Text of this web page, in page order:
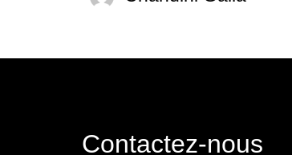
Contactez-nous